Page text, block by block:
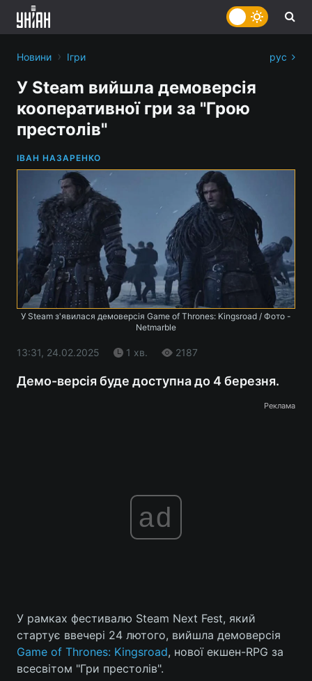
Новини › Ігри рус
У Steam вийшла демоверсія
кооперативної гри за "Грою
престолів"
ІВАН НАЗАРЕНКО
У Steam з'явилася демоверсія Game of Thrones: Kingsroad / Фото -
Netmarble
13:31, 24.02.2025 1 хв. 2187
Демо-версія буде доступна до 4 березня.
Реклама
ad
У рамках фестивалю Steam Next Fest, який
стартує ввечері 24 лютого, вийшла демоверсія
Game of Thrones: Kingsroad, нової екшен-RPG за
всесвітом "Гри престолів".